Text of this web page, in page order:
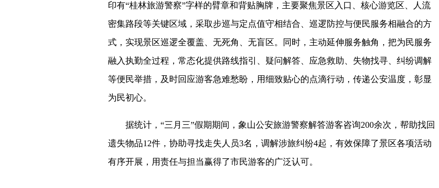
印有“桂林旅游警察”字样的臂章和背贴胸牌，主要聚焦景区入口、核心游览区、人流
密集路段等关键区域，采取步巡与定点值守相结合、巡逻防控与便民服务相融合的方
式，实现景区巡逻全覆盖、无死角、无盲区。同时，主动延伸服务触角，把为民服务
融入执勤全过程，常态化提供路线指引、疑问解答、应急救助、失物找寻、纠纷调解
等便民举措，及时回应游客急难愁盼，用细致贴心的点滴行动，传递公安温度，彰显
为民初心。
据统计，“三月三”假期期间，象山公安旅游警察解答游客咨询200余次，帮助找回
遗失物品12件，协助寻找走失人员3名，调解涉旅纠纷4起，有效保障了景区各项活动
有序开展，用责任与担当赢得了市民游客的广泛认可。